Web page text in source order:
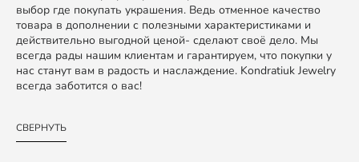
выбор где покупать украшения. Ведь отменное качество
товара в дополнении с полезными характеристиками и
действительно выгодной ценой- сделают своё дело. Мы
всегда рады нашим клиентам и гарантируем, что покупки у
нас станут вам в радость и наслаждение. Kondratiuk Jewelry
всегда заботится о вас!
СВЕРНУТЬ